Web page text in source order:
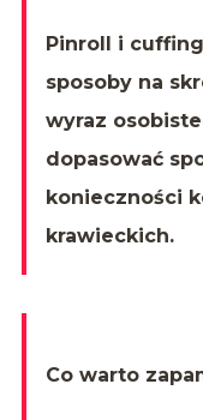
Pinroll i
sposoby na
wyraz
dopasować
konieczności
krawieckich.
Co warto